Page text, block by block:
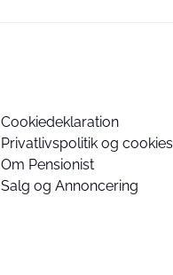
Cookiedeklaration
Privatlivspolitik og cookies
Om Pensionist
Salg og Annoncering